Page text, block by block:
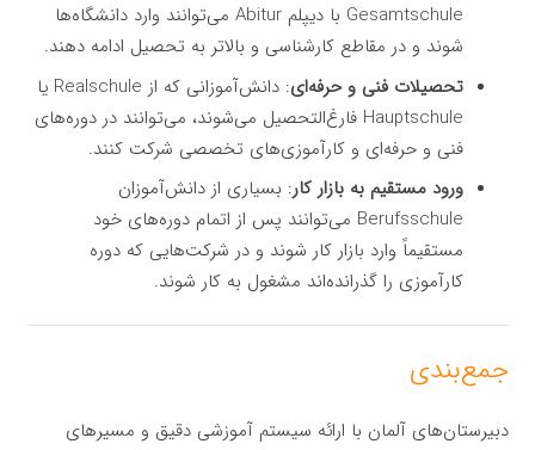
Gesamtschule با دیپلم Abitur می‌توانند وارد دانشگاه‌ها
شوند و در مقاطع کارشناسی و بالاتر به تحصیل ادامه دهند.
تحصیلات فنی و حرفه‌ای
: دانش‌آموزانی که از Realschule یا
Hauptschule فارغ‌التحصیل می‌شوند، می‌توانند در دوره‌های
فنی و حرفه‌ای و کارآموزی‌های تخصصی شرکت کنند.
ورود مستقیم به بازار کار: بسیاری از دانش‌آموزان
Berufsschule می‌توانند پس از اتمام دوره‌های خود
مستقیماً وارد بازار کار شوند و در شرکت‌هایی که دوره
کارآموزی را گذرانده‌اند مشغول به کار شوند.
جمع‌بندی
دبیرستان‌های آلمان با ارائه سیستم آموزشی دقیق و مسیرهای